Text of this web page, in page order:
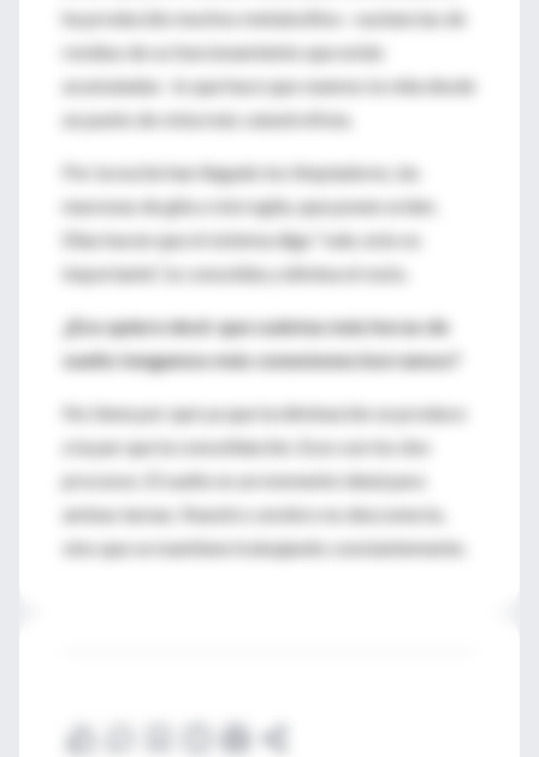
ha producido muchos metabolitos –sustancias de
residuo de su funcionamiento que están
acumuladas– lo que hace que veamos la vida desde
un punto de vista más catastrofista.
Por la noche han llegado los limpiadores, las
neuronas de glia o microglia, que ponen orden.
Ellas hacen que el sistema diga “vale, esto es
importante”, lo consolida y elimina el resto.
¿Eso quiere decir que cuántas más horas de
sueño tengamos más conexiones borramos?
No tiene por qué ya que la eliminación se produce
a la par que la consolidación. Esos son los dos
procesos. El sueño es un momento ideal para
ambas tareas. Nuestro cerebro no desconecta,
sino que se mantiene trabajando constantemente.